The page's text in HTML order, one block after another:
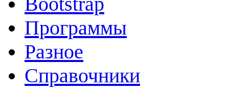
Программы
Разное
Справочники